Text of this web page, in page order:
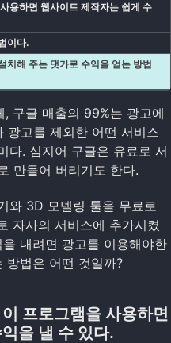
용하면 웹사이트 제작자는 쉽게 수
이다.
치해 주는 댓가로 수익을 얻는 방법
구글 매출의 99%는 광고에
광고를 제외한 어떤 서비스
다. 심지어 구글은 유료로 서
만들어 버리기도 한다.
와 3D 모델링 툴을 무료로
자사의 서비스에 추가시켰
내려면 광고를 이용해야한
방법은 어떤 것일까?
프로그램을 사용하면
을 낼 수 있다.